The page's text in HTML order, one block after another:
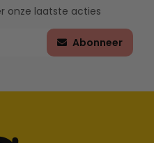
onze laatste acties
Abonneer